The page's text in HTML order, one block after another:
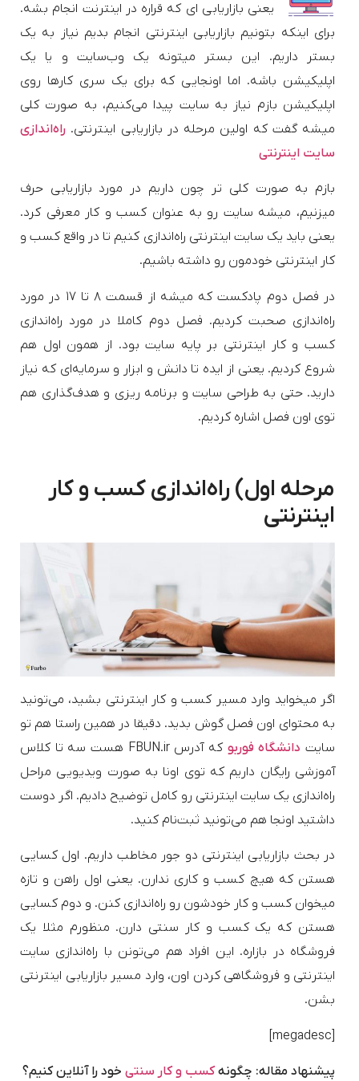
یعنی بازاریابی ای که قراره در اینترنت انجام بشه.
برای اینکه بتونیم بازاریابی اینترنتی انجام بدیم نیاز به یک
بستر داریم. این بستر میتونه یک وب‌سایت و یا یک
اپلیکیشن باشه. اما اونجایی که برای یک سری کارها روی
اپلیکیشن بازم نیاز به سایت پیدا می‌کنیم، به صورت کلی
میشه گفت که اولین مرحله در بازاریابی اینترنتی. راه‌اندازی
سایت اینترنتی
بازم به صورت کلی تر چون داریم در مورد بازاریابی حرف
میزنیم، میشه سایت رو به عنوان کسب و کار معرفی کرد.
یعنی باید یک سایت اینترنتی راه‌اندازی کنیم تا در واقع کسب و
کار اینترنتی خودمون رو داشته باشیم.
در فصل دوم پادکست که میشه از قسمت ۸ تا ۱۷ در مورد
راه‌اندازی صحبت کردیم. فصل دوم کاملا در مورد راه‌اندازی
کسب و کار اینترنتی بر پایه سایت بود. از همون اول هم
شروع کردیم. یعنی از ایده تا دانش و ابزار و سرمایه‌ای که نیاز
دارید. حتی به طراحی سایت و برنامه ریزی و هدف‌گذاری هم
توی اون فصل اشاره کردیم.
مرحله اول) راه‌اندازی کسب و کار
اینترنتی
اگر میخواید وارد مسیر کسب و کار اینترنتی بشید، می‌تونید
به محتوای اون فصل گوش بدید. دقیقا در همین راستا هم تو
سایت دانشگاه فوربو
که آدرس FBUN.ir هست سه تا کلاس
آموزشی رایگان داریم که توی اونا به صورت ویدیویی مراحل
راه‌اندازی یک سایت اینترنتی رو کامل توضیح دادیم. اگر دوست
داشتید اونجا هم می‌تونید ثبت‌نام کنید.
در بحث بازاریابی اینترنتی دو جور مخاطب داریم. اول کسایی
هستن که هیچ کسب و کاری ندارن. یعنی اول راهن و تازه
میخوان کسب و کار خودشون رو راه‌اندازی کنن. و دوم کسایی
هستن که یک کسب و کار سنتی دارن. منظورم مثلا یک
فروشگاه در بازاره. این افراد هم می‌تونن با راه‌اندازی سایت
اینترنتی و فروشگاهی کردن اون، وارد مسیر بازاریابی اینترنتی
بشن.
پیشنهاد مقاله: چگونهکسب و کار سنتی خود را آنلاین کنیم؟